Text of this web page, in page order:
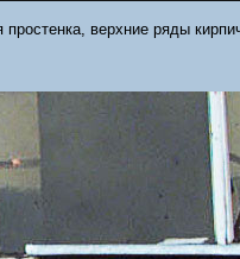
верхние ряды